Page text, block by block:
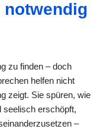
zu finden – doch
helfen nicht
zeigt. Sie spüren, wie
seelisch erschöpft,
–